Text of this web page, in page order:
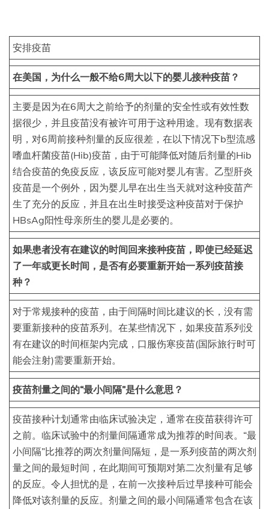
安排疫苗
在美国，为什么一般不给6周大以下的婴儿接种疫苗？
主要是因为在6周大之前给予的剂量的安全性或有效性数
据很少，并且疫苗没有被许可用于这种用途。现有数据表
明，对6周前接种剂量的反应很差，在以下情况下b型流感
嗜血杆菌疫苗(Hib)疫苗，由于可能降低对随后剂量的Hib
结合疫苗的免疫反应，该反应可能对婴儿有害。乙型肝炎
疫苗是一个例外，因为婴儿早在出生当天就对这种疫苗产
生了充分的反应，并且在出生时接受这种疫苗对于保护
HBsAg阳性母亲所生的婴儿是必要的。
如果患者没有在建议的时间回来接种疫苗，即使已经延迟
了一年或更长时间，是否有必要重新开始一系列疫苗接
种？
对于常规接种的疫苗，由于间隔时间比建议的长，没有需
要重新接种的疫苗系列。在某些情况下，如果疫苗系列没
有在建议的时间框架内完成，口服伤寒疫苗(国际旅行时可
能会注射)需要重新开始。
疫苗剂量之间的“最小间隔”是什么意思？
疫苗接种计划通常由临床试验决定，通常在疫苗获得许可
之前。临床试验中的剂量间隔通常成为推荐的时间表。“最
小间隔”比推荐的两次剂量间隔短，是一系列疫苗的两次剂
量之间的最短时间，在此期间可预期对第二次剂量有足够
的反应。令人担忧的是，在前一次接种后过早接种可能会
降低对该剂量的反应。剂量之间的最小间隔通常包含在该